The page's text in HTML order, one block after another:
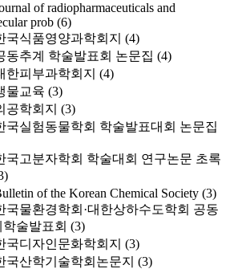
of radiopharmaceuticals and
prob (6)
국식품영양과학회지 (4)
동추계 학술발표회 논문집 (4)
한피부과학회지 (4)
물교육 (3)
공학회지 (3)
국실험동물학회 학술발표대회 논문집
국고분자학회 학술대회 연구논문 초록
of the Korean Chemical Society (3)
국물환경학회·대한상하수도학회 공동
학술발표회 (3)
국디자인문화학회지 (3)
국산학기술학회논문지 (3)